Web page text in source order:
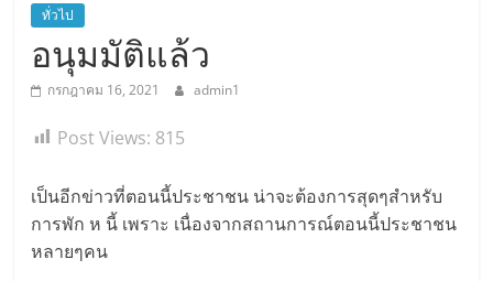
ทั่วไป
อนุมมัติแล้ว
กรกฎาคม 16, 2021 admin1
Post Views: 815
เป็นอีกข่าวที่ตอนนี้ประชาชน น่าจะต้องการสุดๆสำหรับ
การพัก ห นี้ เพราะ เนื่องจากสถานการณ์ตอนนี้ประชาชน
หลายๆคน